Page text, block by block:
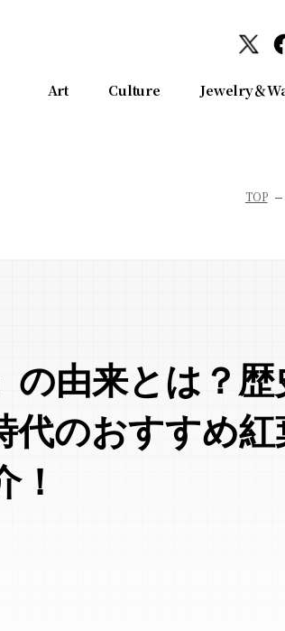
Art Culture Jewelry＆
TOP
の由来とは？
代のおすすめ紅
！